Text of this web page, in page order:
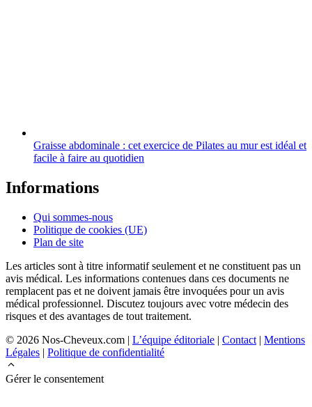
Graisse abdominale : cet exercice de Pilates au mur est idéal et
facile à faire au quotidien
Informations
Qui sommes-nous
Politique de cookies (UE)
Plan de site
Les articles sont à titre informatif seulement et ne constituent pas un
avis médical. Les informations contenues dans ces documents ne
remplacent pas et ne doivent jamais être invoquées pour un avis
médical professionnel. Discutez toujours avec votre médecin des
risques et des avantages de tout traitement.
© 2026 Nos-Cheveux.com | L’équipe éditoriale | Contact | Mentions
Légales | Politique de confidentialité
Gérer le consentement